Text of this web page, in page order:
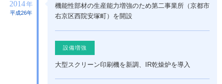
2014年
平成26年
機能性部材の生産能力増強のため第二事業所（京都市
右京区西院安塚町）を開設
設備増強
大型スクリーン印刷機を新調、IR乾燥炉を導入